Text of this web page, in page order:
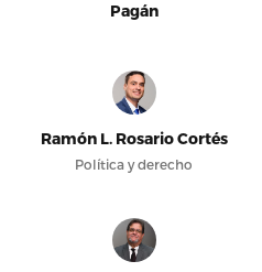
Pagán
Ramón L. Rosario Cortés
Política y derecho